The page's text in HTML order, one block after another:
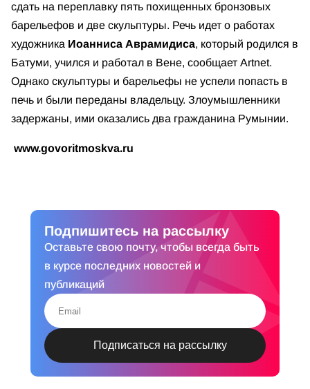
сдать на переплавку пять похищенных бронзовых
барельефов и две скульптуры. Речь идет о работах
художника Иоанниса Аврамидиса, который родился в
Батуми, учился и работал в Вене, сообщает Artnet.
Однако скульптуры и барельефы не успели попасть в
печь и были переданы владельцу. Злоумышленники
задержаны, ими оказались два гражданина Румынии.
www.govoritmoskva.ru
Подпишитесь на рассылку
Оставьте свою почту, чтобы всегда быть
в курсе последних новостей и
публикаций